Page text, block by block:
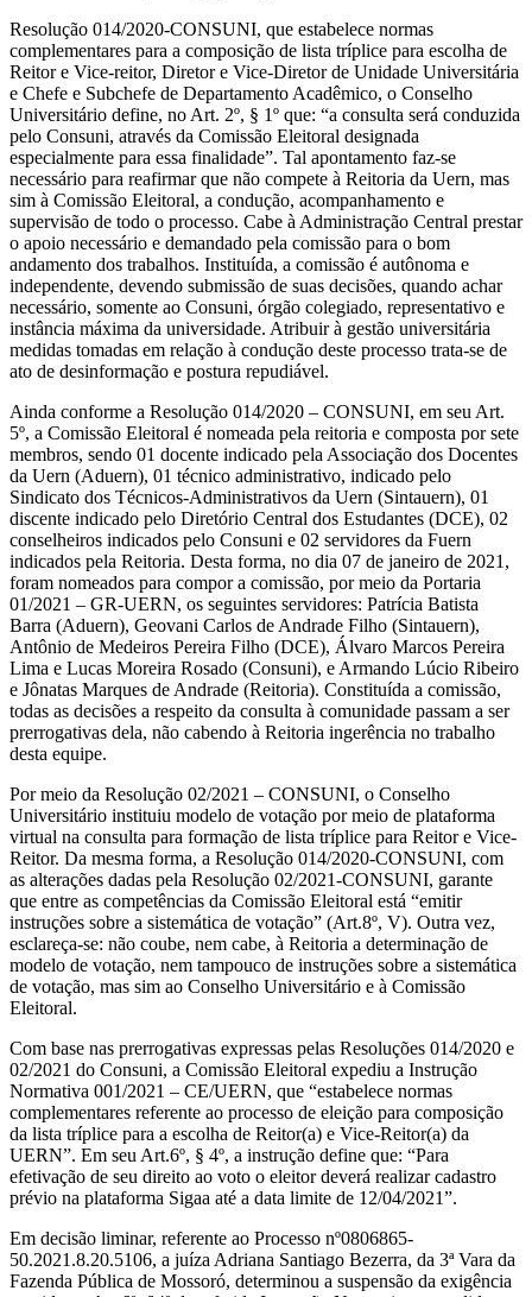
Resolução 014/2020-CONSUNI, que estabelece normas
complementares para a composição de lista tríplice para escolha de
Reitor e Vice-reitor, Diretor e Vice-Diretor de Unidade Universitária
e Chefe e Subchefe de Departamento Acadêmico, o Conselho
Universitário define, no Art. 2º, § 1º que: “a consulta será conduzida
pelo Consuni, através da Comissão Eleitoral designada
especialmente para essa finalidade”. Tal apontamento faz-se
necessário para reafirmar que não compete à Reitoria da Uern, mas
sim à Comissão Eleitoral, a condução, acompanhamento e
supervisão de todo o processo. Cabe à Administração Central prestar
o apoio necessário e demandado pela comissão para o bom
andamento dos trabalhos. Instituída, a comissão é autônoma e
independente, devendo submissão de suas decisões, quando achar
necessário, somente ao Consuni, órgão colegiado, representativo e
instância máxima da universidade. Atribuir à gestão universitária
medidas tomadas em relação à condução deste processo trata-se de
ato de desinformação e postura repudiável.
Ainda conforme a Resolução 014/2020 – CONSUNI, em seu Art.
5º, a Comissão Eleitoral é nomeada pela reitoria e composta por sete
membros, sendo 01 docente indicado pela Associação dos Docentes
da Uern (Aduern), 01 técnico administrativo, indicado pelo
Sindicato dos Técnicos-Administrativos da Uern (Sintauern), 01
discente indicado pelo Diretório Central dos Estudantes (DCE), 02
conselheiros indicados pelo Consuni e 02 servidores da Fuern
indicados pela Reitoria. Desta forma, no dia 07 de janeiro de 2021,
foram nomeados para compor a comissão, por meio da Portaria
01/2021 – GR-UERN, os seguintes servidores: Patrícia Batista
Barra (Aduern), Geovani Carlos de Andrade Filho (Sintauern),
Antônio de Medeiros Pereira Filho (DCE), Álvaro Marcos Pereira
Lima e Lucas Moreira Rosado (Consuni), e Armando Lúcio Ribeiro
e Jônatas Marques de Andrade (Reitoria). Constituída a comissão,
todas as decisões a respeito da consulta à comunidade passam a ser
prerrogativas dela, não cabendo à Reitoria ingerência no trabalho
desta equipe.
Por meio da Resolução 02/2021 – CONSUNI, o Conselho
Universitário instituiu modelo de votação por meio de plataforma
virtual na consulta para formação de lista tríplice para Reitor e Vice-
Reitor. Da mesma forma, a Resolução 014/2020-CONSUNI, com
as alterações dadas pela Resolução 02/2021-CONSUNI, garante
que entre as competências da Comissão Eleitoral está “emitir
instruções sobre a sistemática de votação” (Art.8º, V). Outra vez,
esclareça-se: não coube, nem cabe, à Reitoria a determinação de
modelo de votação, nem tampouco de instruções sobre a sistemática
de votação, mas sim ao Conselho Universitário e à Comissão
Eleitoral.
Com base nas prerrogativas expressas pelas Resoluções 014/2020 e
02/2021 do Consuni, a Comissão Eleitoral expediu a Instrução
Normativa 001/2021 – CE/UERN, que “estabelece normas
complementares referente ao processo de eleição para composição
da lista tríplice para a escolha de Reitor(a) e Vice-Reitor(a) da
UERN”. Em seu Art.6º, § 4º, a instrução define que: “Para
efetivação de seu direito ao voto o eleitor deverá realizar cadastro
prévio na plataforma Sigaa até a data limite de 12/04/2021”.
Em decisão liminar, referente ao Processo nº0806865-
50.2021.8.20.5106, a juíza Adriana Santiago Bezerra, da 3ª Vara da
Fazenda Pública de Mossoró, determinou a suspensão da exigência